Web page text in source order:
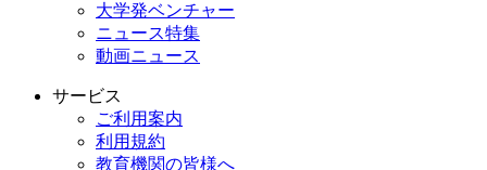
大学発ベンチャー
ニュース特集
動画ニュース
サービス
ご利用案内
利用規約
教育機関の皆様へ